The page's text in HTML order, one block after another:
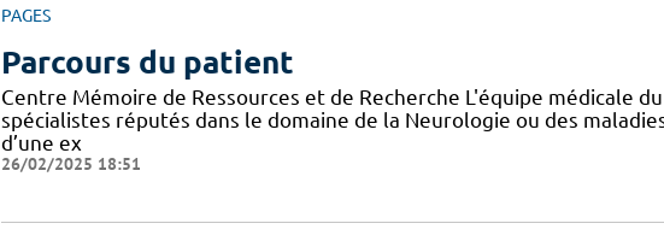
PAGES
Parcours du patient
Centre Mémoire de Ressources et de Recherche L'équipe médicale
spécialistes réputés dans le domaine de la Neurologie ou des
d’une ex
26/02/2025 18:51